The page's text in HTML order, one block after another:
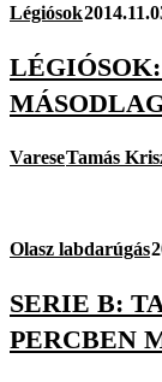
Légiósok
VareseTamás
Olasz labdarúgás
SERIE B:
PERCBEN